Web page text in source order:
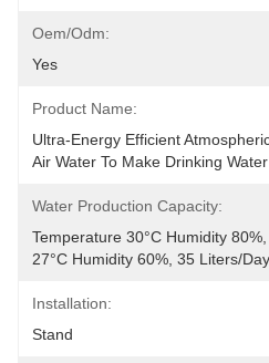
Oem/odm:
Yes
Product Name:
Ultra-Energy Efficient
Air Water To Make Drinking Water
Water Production Capacity:
Temperature 30°C Humidity
27°C Humidity 60%, 35 Liters/day
Installation:
Stand